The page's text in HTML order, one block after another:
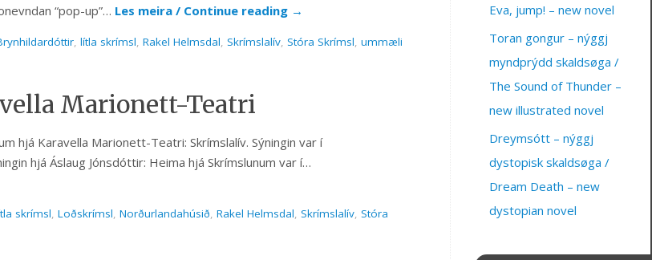
“pop-up”… Les meira / Continue reading →
, lítla skrímsl, Rakel Helmsdal, Skrímslalív, Stóra Skrímsl, ummæli
Marionett-Teatri
hjá Karavella Marionett-Teatri: Skrímslalív. Sýningin var í
hjá Áslaug Jónsdóttir: Heima hjá Skrímslunum var í…
skrímsl, Loðskrímsl, Norðurlandahúsið, Rakel Helmsdal, Skrímslalív, Stóra
Eva, jump! – new novel
Toran gongur – nýggj
myndprýdd skaldsøga /
The Sound of Thunder –
new illustrated novel
Dreymsótt – nýggj
dystopisk skaldsøga /
Dream Death – new
dystopian novel